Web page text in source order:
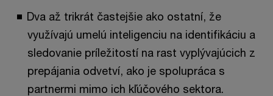
Dva až trikrát častejšie ako ostatní, že
využívajú umelú inteligenciu na identifikáciu a
sledovanie príležitostí na rast vyplývajúcich z
prepájania odvetví, ako je spolupráca s
partnermi mimo ich kľúčového sektora.